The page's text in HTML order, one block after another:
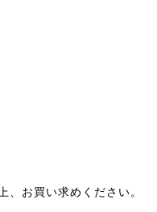
お買い求めください。